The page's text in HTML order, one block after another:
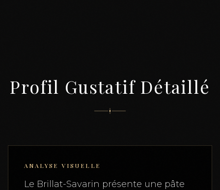
Profil Gustatif Détaillé
ANALYSE VISUELLE
Le Brillat-Savarin présente une pâte